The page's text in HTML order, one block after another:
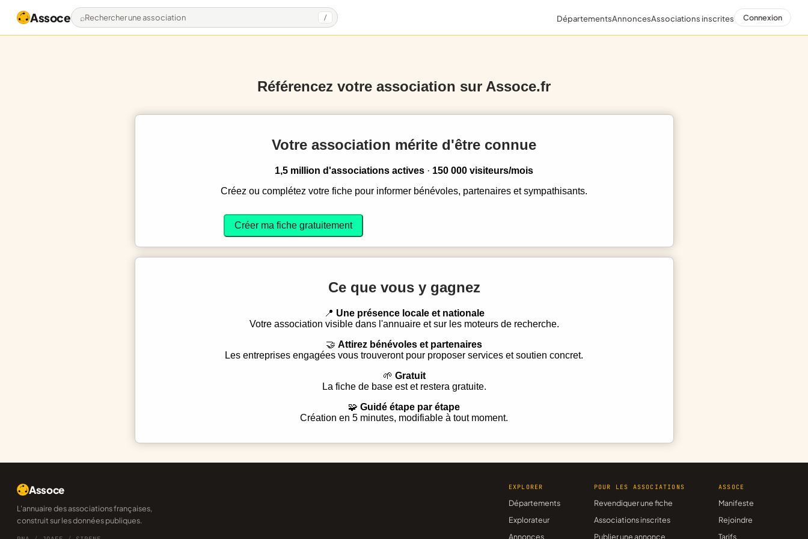
Assoce Rechercher une association / DépartementsAnnoncesAssociations inscrites Connexion
Référencez votre association sur Assoce.fr
Votre association mérite d'être connue
1,5 million d'associations actives · 150 000 visiteurs/mois
Créez ou complétez votre fiche pour informer bénévoles, partenaires et sympathisants.
Créer ma fiche gratuitement
Ce que vous y gagnez
Une présence locale et nationale
Votre association visible dans l'annuaire et sur les moteurs de recherche.
Attirez bénévoles et partenaires
Les entreprises engagées vous trouveront pour proposer services et soutien concret.
Gratuit
La fiche de base est et restera gratuite.
Guidé étape par étape
Création en 5 minutes, modifiable à tout moment.
Assoce
L'annuaire des associations françaises,
construit sur les données publiques.
EXPLORER
Départements
Explorateur
Annonces
POUR LES ASSOCIATIONS
Revendiquer une fiche
Associations inscrites
Publier une annonce
ASSOCE
Manifeste
Rejoindre
Tarifs